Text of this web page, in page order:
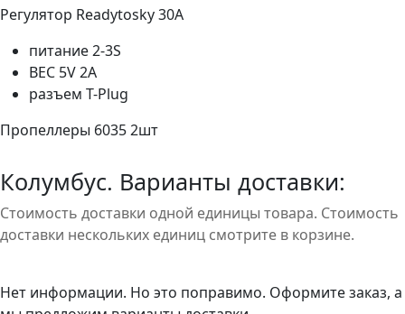
Регулятор Readytosky 30A
питание 2-3S
BEC 5V 2A
разъем T-Plug
Пропеллеры 6035 2шт
Колумбус. Варианты доставки:
Стоимость доставки одной единицы товара. Стоимость
доставки нескольких единиц смотрите в корзине.
Нет информации. Но это поправимо. Оформите заказ, а